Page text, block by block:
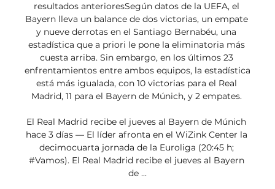
resultados anterioresSegún datos de la UEFA, el
Bayern lleva un balance de dos victorias, un empate
y nueve derrotas en el Santiago Bernabéu, una
estadística que a priori le pone la eliminatoria más
cuesta arriba. Sin embargo, en los últimos 23
enfrentamientos entre ambos equipos, la estadística
está más igualada, con 10 victorias para el Real
Madrid, 11 para el Bayern de Múnich, y 2 empates.
El Real Madrid recibe el jueves al Bayern de Múnich
hace 3 días — El líder afronta en el WiZink Center la
decimocuarta jornada de la Euroliga (20:45 h;
#Vamos). El Real Madrid recibe el jueves al Bayern
de ...